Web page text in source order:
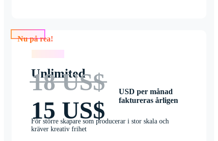
Nu på rea!
Unlimited
18 US$
15 US$
USD per månad
faktureras årligen
För större skapare som producerar i stor skala och
kräver kreativ frihet